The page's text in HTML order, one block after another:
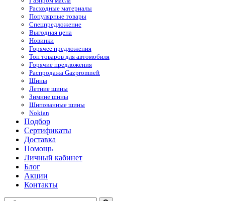
Расходные материалы
Популярные товары
Спецпредложение
Выгодная цена
Новинки
Горячее предложения
Топ товаров для автомобиля
Горячие предложения
Распродажа Gazpromneft
Шины
Летние шины
Зимние шины
Шипованные шины
Nokian
Подбор
Сертификаты
Доставка
Помощь
Личный кабинет
Блог
Акции
Контакты